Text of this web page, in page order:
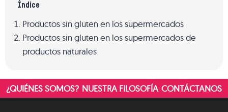
Índice
Productos sin gluten en los supermercados
Productos sin gluten en los supermercados de
productos naturales
¿QUIÉNES SOMOS? NUESTRA FILOSOFÍA CONTÁCTANOS